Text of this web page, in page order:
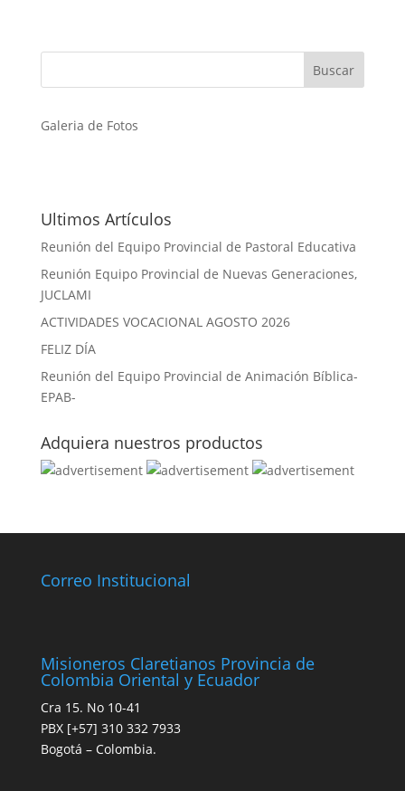
Galeria de Fotos
Ultimos Artículos
Reunión del Equipo Provincial de Pastoral Educativa
Reunión Equipo Provincial de Nuevas Generaciones,
JUCLAMI
ACTIVIDADES VOCACIONAL AGOSTO 2026
FELIZ DÍA
Reunión del Equipo Provincial de Animación Bíblica-
EPAB-
Adquiera nuestros productos
Correo Institucional
Misioneros Claretianos Provincia de
Colombia Oriental y Ecuador
Cra 15. No 10-41
PBX [+57] 310 332 7933
Bogotá – Colombia.